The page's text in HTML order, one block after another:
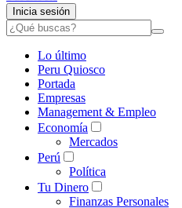
Inicia sesión
Lo último
Peru Quiosco
Portada
Empresas
Management & Empleo
Economía
Mercados
Perú
Política
Tu Dinero
Finanzas Personales